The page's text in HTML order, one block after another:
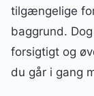
tilgængelige
baggrund.
forsigtigt og
du går i gang